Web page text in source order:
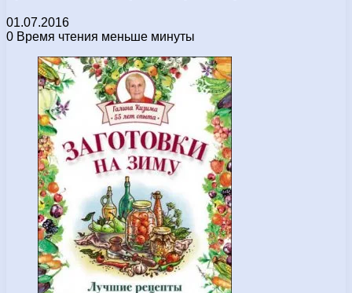
01.07.2016
0 Время чтения меньше минуты